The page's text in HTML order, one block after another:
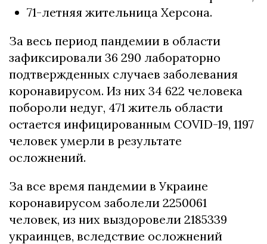
71-летняя жительница Херсона.
За весь период пандемии в области
зафиксировали 36 290 лабораторно
подтвержденных случаев заболевания
коронавирусом. Из них 34 622 человека
побороли недуг, 471 житель области
остается инфицированным COVID-19, 1197
человек умерли в результате
осложнений.
За все время пандемии в Украине
коронавирусом заболели 2250061
человек, из них выздоровели 2185339
украинцев, вследствие осложнений